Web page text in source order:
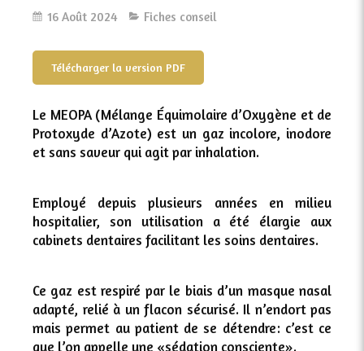
16 Août 2024 Fiches conseil
Télécharger la version PDF
Le MEOPA (Mélange Équimolaire d’Oxygène et de
Protoxyde d’Azote) est un gaz incolore, inodore
et sans saveur qui agit par inhalation.
Employé depuis plusieurs années en milieu
hospitalier, son utilisation a été élargie aux
cabinets dentaires facilitant les soins dentaires.
Ce gaz est respiré par le biais d’un masque nasal
adapté, relié à un flacon sécurisé. Il n’endort pas
mais permet au patient de se détendre: c’est ce
que l’on appelle une «sédation consciente».